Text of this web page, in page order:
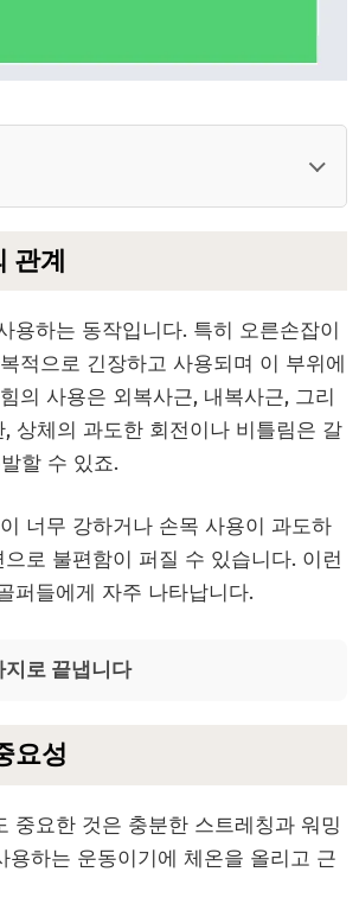
관계
용하는 동작입니다. 특히 오른손잡이
적으로 긴장하고 사용되며 이 부위에
의 사용은 외복사근, 내복사근, 그리
상체의 과도한 회전이나 비틀림은 갈
할 수 있죠.
너무 강하거나 손목 사용이 과도하
로 불편함이 퍼질 수 있습니다. 이런
퍼들에게 자주 나타납니다.
지로 끝냅니다
요성
중요한 것은 충분한 스트레칭과 워밍
하는 운동이기에 체온을 올리고 근